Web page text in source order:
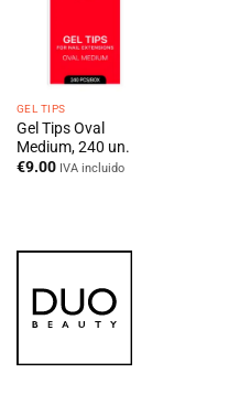
GEL TIPS
Gel Tips Oval
Medium, 240 un.
€9.00 IVA incluido